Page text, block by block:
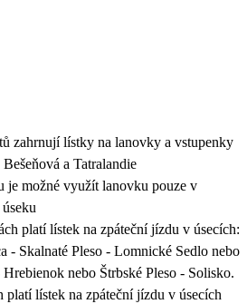
zahrnují lístky na lanovky a vstupenky
a Tatralandie
je možné využít lanovku pouze v
platí lístek na zpáteční jízdu v úsecích:
- Skalnaté Pleso - Lomnické Sedlo nebo
nebo Štrbské Pleso - Solisko.
platí lístek na zpáteční jízdu v úsecích